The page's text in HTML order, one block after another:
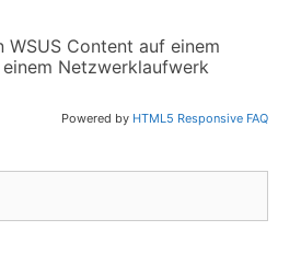
WSUS Content auf einem
Netzwerklaufwerk
Powered by HTML5 Responsive FAQ